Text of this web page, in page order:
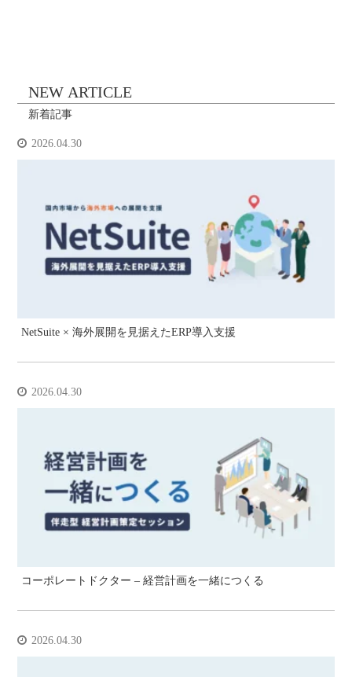
NEW ARTICLE
新着記事
2026.04.30
NetSuite × 海外展開を見据えたERP導入支援
2026.04.30
コーポレートドクター – 経営計画を一緒につくる
2026.04.30